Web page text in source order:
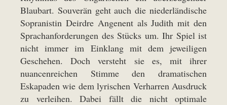
Blaubart. Souverän geht auch die niederländische
Sopranistin Deirdre Angenent als Judith mit den
Sprachanforderungen des Stücks um. Ihr Spiel ist
nicht immer im Einklang mit dem jeweiligen
Geschehen. Doch versteht sie es, mit ihrer
nuancenreichen Stimme den dramatischen
Eskapaden wie dem lyrischen Verharren Ausdruck
zu verleihen. Dabei fällt die nicht optimale